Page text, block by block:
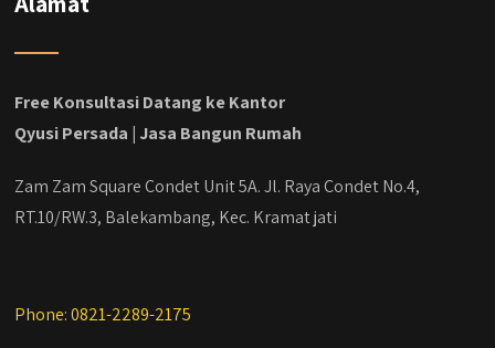
Free Konsultasi Datang ke Kantor
Qyusi Persada | Jasa Bangun Rumah
Zam Zam Square Condet Unit 5A. Jl. Raya Condet No.4,
RT.10/RW.3, Balekambang, Kec. Kramat jati
Phone: 0821-2289-2175